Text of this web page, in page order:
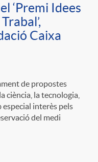
‘Premi Idees
Caixa
de propostes
ciència, la tecnologia,
interès pels
del medi